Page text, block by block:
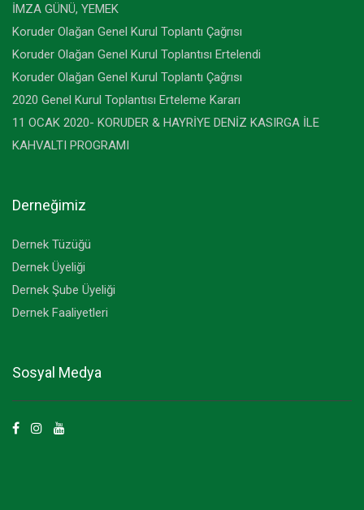
İMZA GÜNÜ, YEMEK
Koruder Olağan Genel Kurul Toplantı Çağrısı
Koruder Olağan Genel Kurul Toplantısı Ertelendi
Koruder Olağan Genel Kurul Toplantı Çağrısı
2020 Genel Kurul Toplantısı Erteleme Kararı
11 OCAK 2020- KORUDER & HAYRİYE DENİZ KASIRGA İLE
KAHVALTI PROGRAMI
Derneğimiz
Dernek Tüzüğü
Dernek Üyeliği
Dernek Şube Üyeliği
Dernek Faaliyetleri
Sosyal Medya